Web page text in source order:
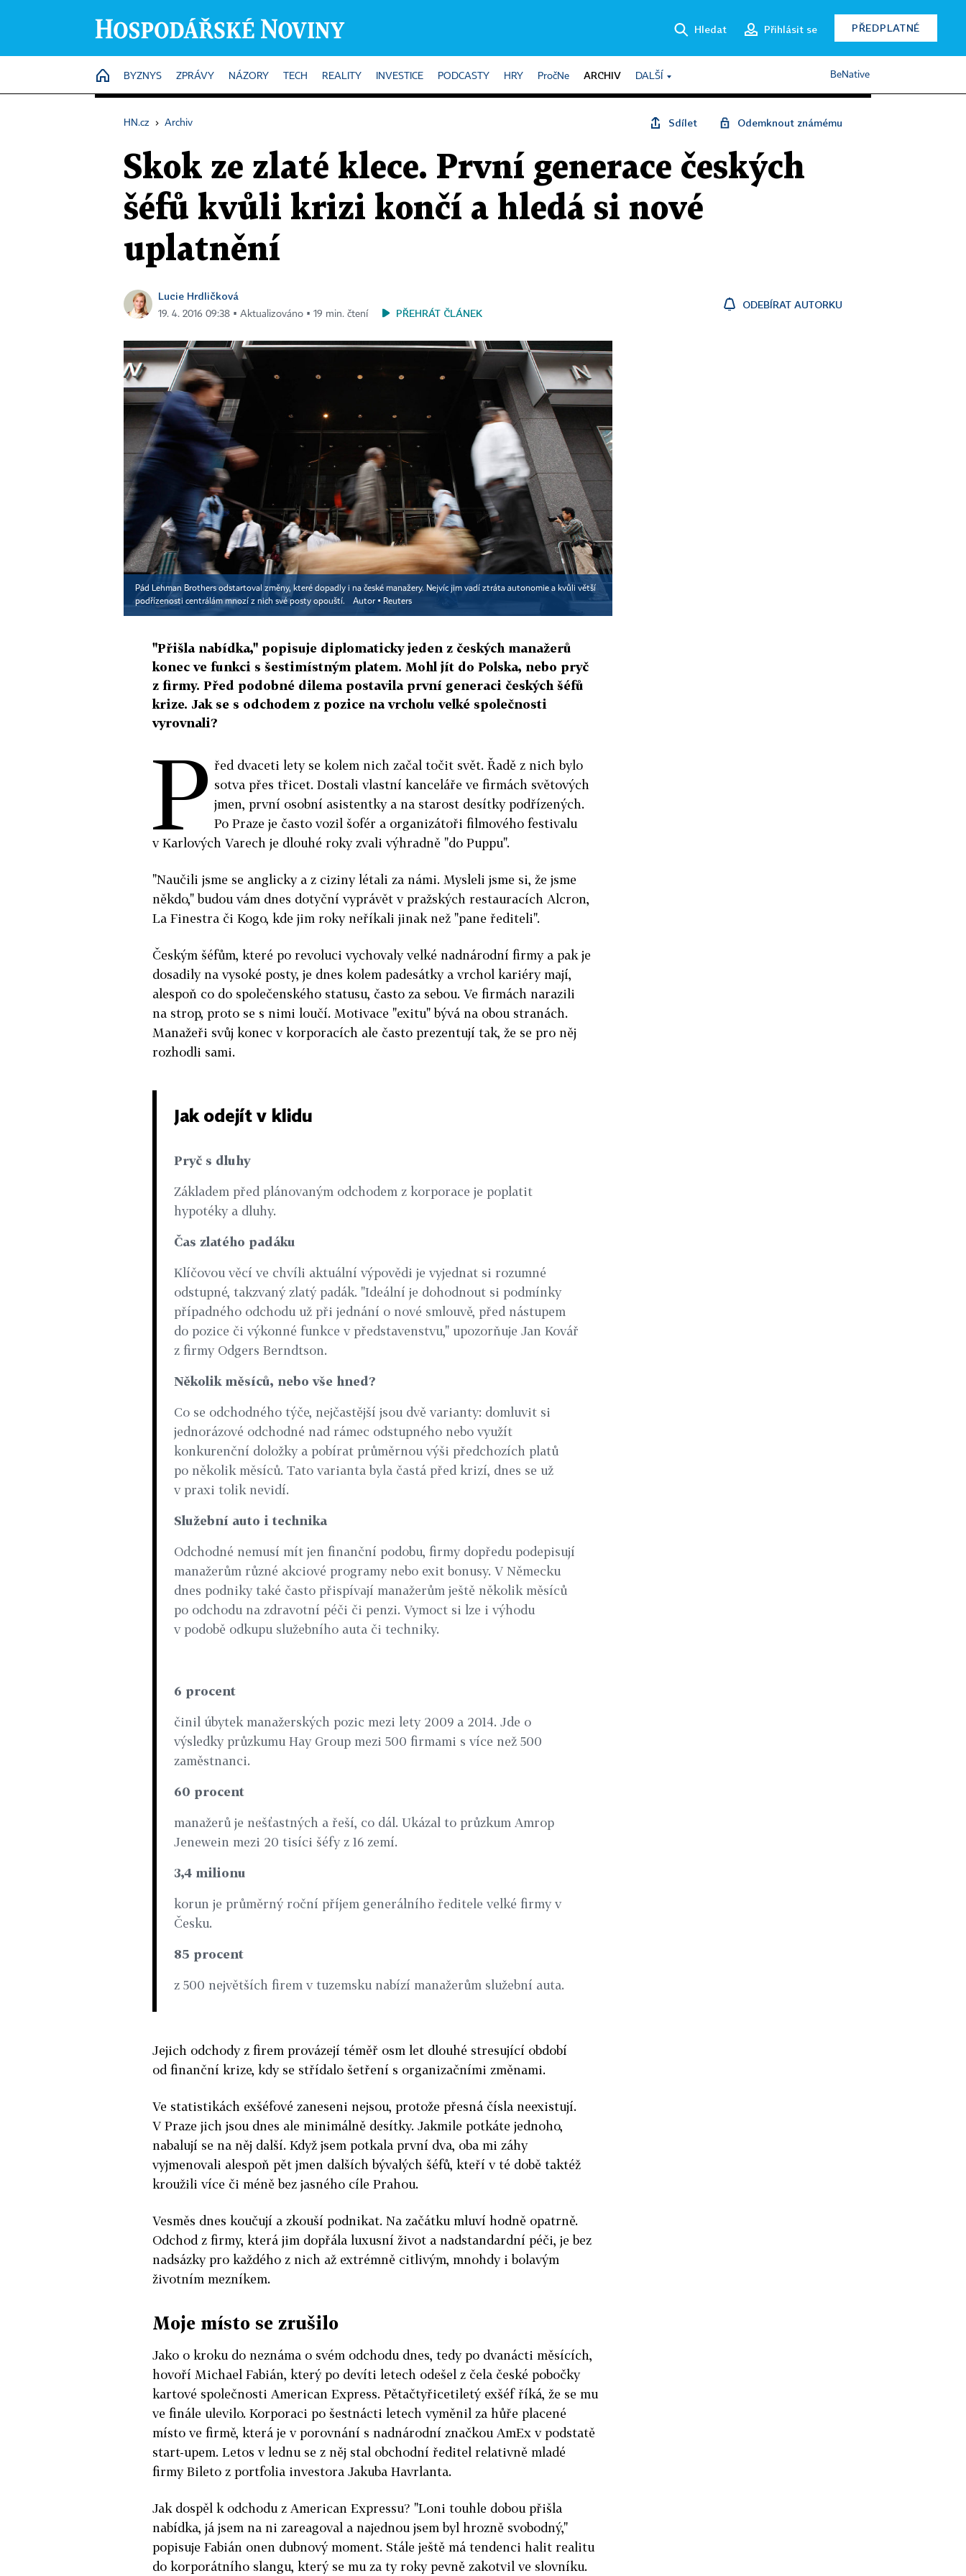
Hledat Přihlásit se PŘEDPLATNÉ
HOME
BYZNYS ZPRÁVY NÁZORY TECH REALITY INVESTICE PODCASTY HRY PročNe ARCHIV DALŠÍ BeNative
HN.cz › Archiv Sdílet Odemknout známému
Skok ze zlaté klece. První generace českých
šéfů kvůli krizi končí a hledá si nové
uplatnění
Lucie Hrdličková
19. 4. 2016 09:38 ▪ Aktualizováno ▪ 19 min. čtení PŘEHRÁT ČLÁNEK
ODEBÍRAT AUTORKU
Pád Lehman Brothers odstartoval změny, které dopadly i na české manažery. Nejvíc jim vadí ztráta autonomie a kvůli větší
podřízenosti centrálám mnozí z nich své posty opouští.
Autor ▪ Reuters
"Přišla nabídka," popisuje diplomaticky jeden z českých manažerů
konec ve funkci s šestimístným platem. Mohl jít do Polska, nebo pryč
z firmy. Před podobné dilema postavila první generaci českých šéfů
krize. Jak se s odchodem z pozice na vrcholu velké společnosti
vyrovnali?
P řed dvaceti lety se kolem nich začal točit svět. Řadě z nich bylo
sotva přes třicet. Dostali vlastní kanceláře ve firmách světových
jmen, první osobní asistentky a na starost desítky podřízených.
Po Praze je často vozil šofér a organizátoři filmového festivalu
v Karlových Varech je dlouhé roky zvali výhradně "do Puppu".
"Naučili jsme se anglicky a z ciziny létali za námi. Mysleli jsme si, že jsme
někdo," budou vám dnes dotyční vyprávět v pražských restauracích Alcron,
La Finestra či Kogo, kde jim roky neříkali jinak než "pane řediteli".
Českým šéfům, které po revoluci vychovaly velké nadnárodní firmy a pak je
dosadily na vysoké posty, je dnes kolem padesátky a vrchol kariéry mají,
alespoň co do společenského statusu, často za sebou. Ve firmách narazili
na strop, proto se s nimi loučí. Motivace "exitu" bývá na obou stranách.
Manažeři svůj konec v korporacích ale často prezentují tak, že se pro něj
rozhodli sami.
Jak odejít v klidu
Pryč s dluhy
Základem před plánovaným odchodem z korporace je poplatit
hypotéky a dluhy.
Čas zlatého padáku
Klíčovou věcí ve chvíli aktuální výpovědi je vyjednat si rozumné
odstupné, takzvaný zlatý padák. "Ideální je dohodnout si podmínky
případného odchodu už při jednání o nové smlouvě, před nástupem
do pozice či výkonné funkce v představenstvu," upozorňuje Jan Kovář
z firmy Odgers Berndtson.
Několik měsíců, nebo vše hned?
Co se odchodného týče, nejčastější jsou dvě varianty: domluvit si
jednorázové odchodné nad rámec odstupného nebo využít
konkurenční doložky a pobírat průměrnou výši předchozích platů
po několik měsíců. Tato varianta byla častá před krizí, dnes se už
v praxi tolik nevidí.
Služební auto i technika
Odchodné nemusí mít jen finanční podobu, firmy dopředu podepisují
manažerům různé akciové programy nebo exit bonusy. V Německu
dnes podniky také často přispívají manažerům ještě několik měsíců
po odchodu na zdravotní péči či penzi. Vymoct si lze i výhodu
v podobě odkupu služebního auta či techniky.
6 procent
činil úbytek manažerských pozic mezi lety 2009 a 2014. Jde o
výsledky průzkumu Hay Group mezi 500 firmami s více než 500
zaměstnanci.
60 procent
manažerů je nešťastných a řeší, co dál. Ukázal to průzkum Amrop
Jenewein mezi 20 tisíci šéfy z 16 zemí.
3,4 milionu
korun je průměrný roční příjem generálního ředitele velké firmy v
Česku.
85 procent
z 500 největších firem v tuzemsku nabízí manažerům služební auta.
Jejich odchody z firem provázejí téměř osm let dlouhé stresující období
od finanční krize, kdy se střídalo šetření s organizačními změnami.
Ve statistikách exšéfové zaneseni nejsou, protože přesná čísla neexistují.
V Praze jich jsou dnes ale minimálně desítky. Jakmile potkáte jednoho,
nabalují se na něj další. Když jsem potkala první dva, oba mi záhy
vyjmenovali alespoň pět jmen dalších bývalých šéfů, kteří v té době taktéž
kroužili více či méně bez jasného cíle Prahou.
Vesměs dnes koučují a zkouší podnikat. Na začátku mluví hodně opatrně.
Odchod z firmy, která jim dopřála luxusní život a nadstandardní péči, je bez
nadsázky pro každého z nich až extrémně citlivým, mnohdy i bolavým
životním mezníkem.
Moje místo se zrušilo
Jako o kroku do neznáma o svém odchodu dnes, tedy po dvanácti měsících,
hovoří Michael Fabián, který po devíti letech odešel z čela české pobočky
kartové společnosti American Express. Pětačtyřicetiletý exšéf říká, že se mu
ve finále ulevilo. Korporaci po šestnácti letech vyměnil za hůře placené
místo ve firmě, která je v porovnání s nadnárodní značkou AmEx v podstatě
start-upem. Letos v lednu se z něj stal obchodní ředitel relativně mladé
firmy Bileto z portfolia investora Jakuba Havrlanta.
Jak dospěl k odchodu z American Expressu? "Loni touhle dobou přišla
nabídka, já jsem na ni zareagoval a najednou jsem byl hrozně svobodný,"
popisuje Fabián onen dubnový moment. Stále ještě má tendenci halit realitu
do korporátního slangu, který se mu za ty roky pevně zakotvil ve slovníku.